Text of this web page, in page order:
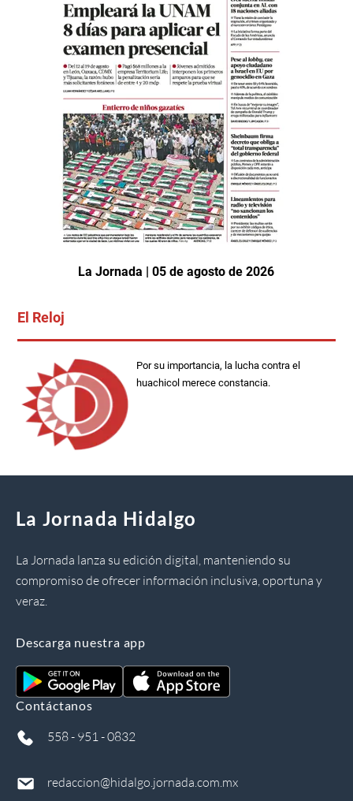
La Jornada | 05 de agosto de 2026
El Reloj
Por su importancia, la lucha contra el
huachicol merece constancia.
La Jornada Hidalgo
La Jornada lanza su edición digital, manteniendo su
compromiso de ofrecer información inclusiva, oportuna y
veraz.
Descarga nuestra app
Contáctanos
558 - 951 - 0832
redaccion@hidalgo.jornada.com.mx